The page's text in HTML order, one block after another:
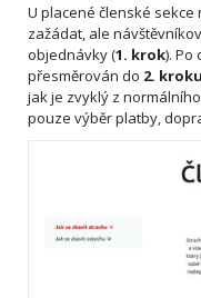
U placené členské
zažádat, ale
objednávky (1. krok).
přesměrován do 2. kroku
jak je zvyklý z
pouze výběr platby,